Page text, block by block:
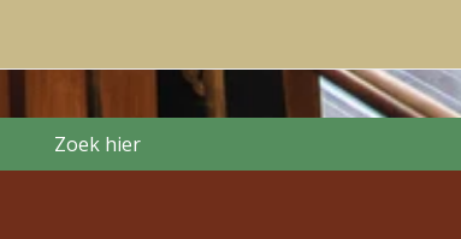
Zoek hier